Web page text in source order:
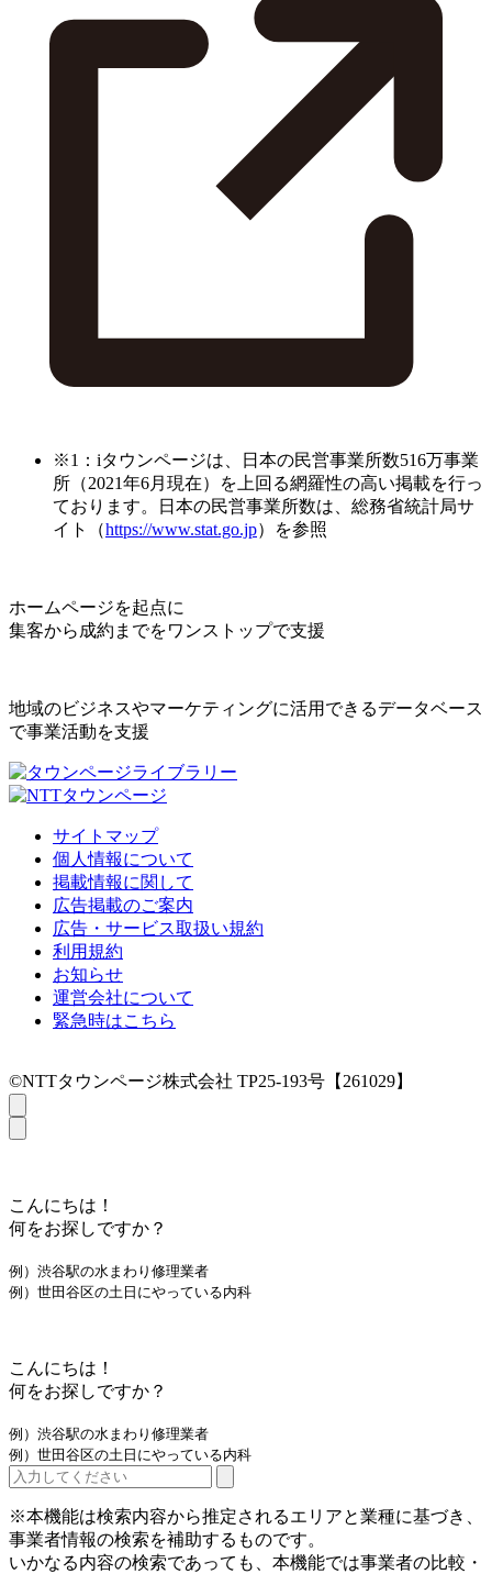
※1：iタウンページは、日本の民営事業所数516万事業
所（2021年6月現在）を上回る網羅性の高い掲載を行っ
ております。日本の民営事業所数は、総務省統計局サ
イト（https://www.stat.go.jp）を参照
ホームページを起点に
集客から成約までをワンストップで支援
地域のビジネスやマーケティングに活用できるデータベース
で事業活動を支援
サイトマップ
個人情報について
掲載情報に関して
広告掲載のご案内
広告・サービス取扱い規約
利用規約
お知らせ
運営会社について
緊急時はこちら
©NTTタウンページ株式会社 TP25-193号【261029】
こんにちは！
何をお探しですか？
例）渋谷駅の水まわり修理業者
例）世田谷区の土日にやっている内科
こんにちは！
何をお探しですか？
例）渋谷駅の水まわり修理業者
例）世田谷区の土日にやっている内科
※本機能は検索内容から推定されるエリアと業種に基づき、
事業者情報の検索を補助するものです。
いかなる内容の検索であっても、本機能では事業者の比較・